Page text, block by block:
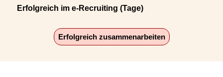
Erfolgreich im e-Recruiting (Tage)
Erfolgreich zusammenarbeiten